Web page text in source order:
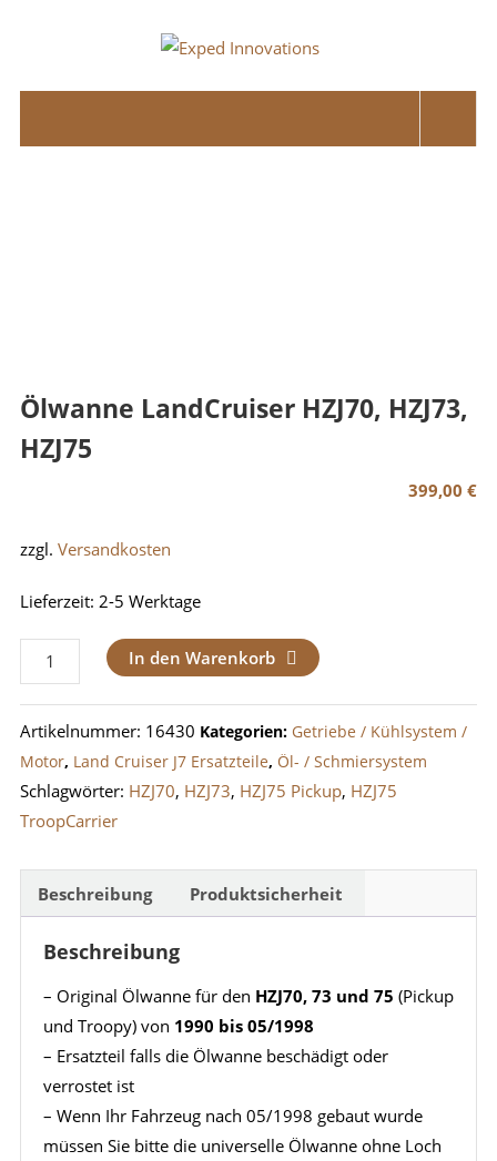
Exped
Ölwanne LandCruiser HZJ70, HZJ73,
HZJ75
399,00€
zzgl. Versandkosten
Lieferzeit: 2-5 Werktage
Ölwanne
LandCruiser
HZJ70,
HZJ73,
HZJ75
Menge
In den Warenkorb
Artikelnummer: 16430 Kategorien: Getriebe / Kühlsystem /
Motor, Land Cruiser J7 Ersatzteile, Öl- / Schmiersystem
Schlagwörter: HZJ70, HZJ73, HZJ75 Pickup, HZJ75
TroopCarrier
Beschreibung Produktsicherheit
Beschreibung
– Original Ölwanne für den HZJ70, 73 und 75 (Pickup
und Troopy) von 1990 bis 05/1998
– Ersatzteil falls die Ölwanne beschädigt oder
verrostet ist
– Wenn Ihr Fahrzeug nach 05/1998 gebaut wurde
müssen Sie bitte die universelle Ölwanne ohne Loch